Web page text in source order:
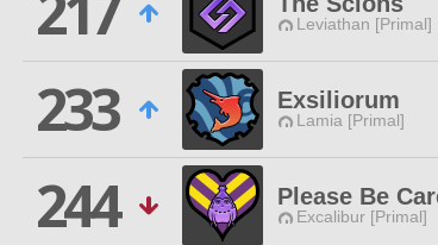
Leviathan [Primal]
233
Exsiliorum
Lamia [Primal]
244
Please Be
Excalibur [Primal]